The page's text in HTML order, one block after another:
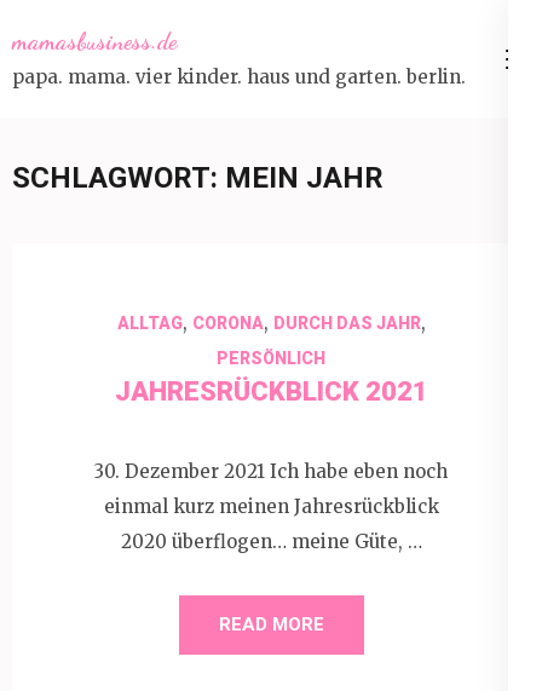
to
content
mamasbusiness.de
papa. mama. vier kinder. haus und garten. berlin.
SCHLAGWORT: MEIN JAHR
ALLTAG, CORONA, DURCH DAS JAHR,
PERSÖNLICH
JAHRESRÜCKBLICK 2021
30. Dezember 2021 Ich habe eben noch
einmal kurz meinen Jahresrückblick
2020 überflogen… meine Güte, …
READ MORE